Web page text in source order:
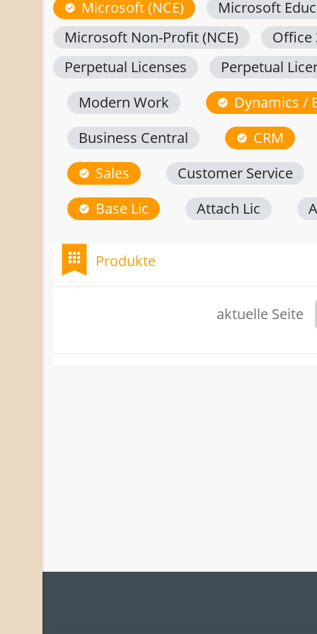
check_circle Microsoft (NCE)
Modern Work check_circle
Dynamics /
Business Central
check_circle CRM
check_circle Sales
check_circle Base Lic Attach Lic
Customer Service
Microsoft
Microsoft Non-Profit (NCE)
Office
Perpetual Licenses
Perpetual
bookmark
apps Produkte
aktuelle Seite